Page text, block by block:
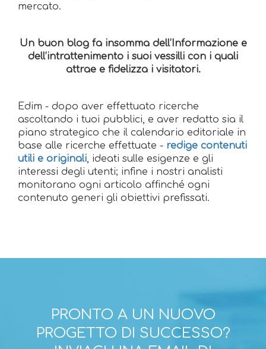
mercato.
Un buon blog fa insomma dell’Informazione e
dell’intrattenimento i suoi vessilli con i quali
attrae e fidelizza i visitatori.
Edim - dopo aver effettuato ricerche
ascoltando i tuoi pubblici, e aver redatto sia il
piano strategico che il calendario editoriale in
base alle ricerche effettuate - redige contenuti
utili e originali, ideati sulle esigenze e gli
interessi degli utenti; infine i nostri analisti
monitorano ogni articolo affinché ogni
contenuto generi gli obiettivi prefissati.
PRONTO A UN NUOVO
PROGETTO DI SUCCESSO?